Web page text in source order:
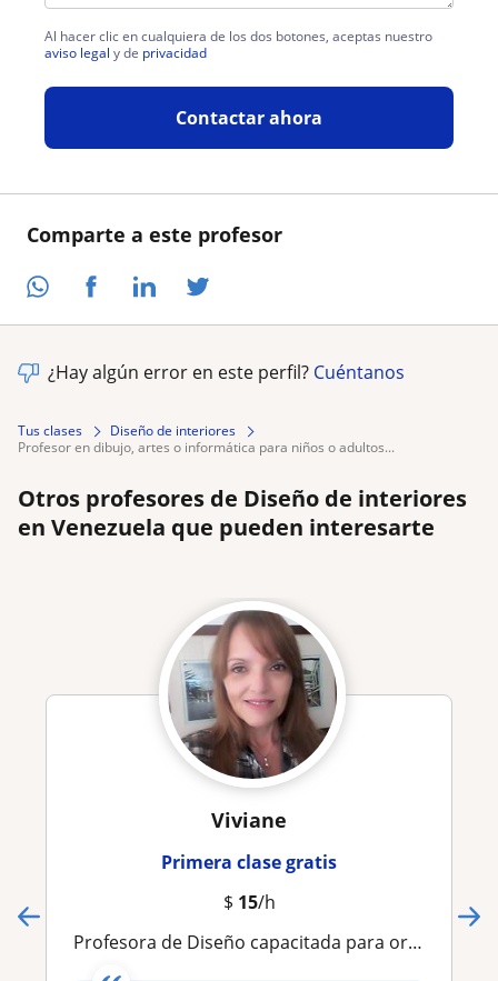
Comparte a este profesor
Al hacer clic en cualquiera de los dos botones, aceptas nuestro
aviso legal y de privacidad
Contactar ahora
¿Hay algún error en este perfil? Cuéntanos
Tus clases
Diseño de interiores
profesor en dibujo, artes o informática para niños o adultos...
Otros profesores de Diseño de interiores
en Venezuela que pueden interesarte
Viviane
Primera clase gratis
$ 15/h
Profesora de Diseño capacitada para orientar e informar a los alumnos las técnicas apropiadas para desarrollar el diseño de espaci